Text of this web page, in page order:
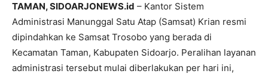
TAMAN, SIDOARJONEWS.id – Kantor Sistem
Administrasi Manunggal Satu Atap (Samsat) Krian resmi
dipindahkan ke Samsat Trosobo yang berada di
Kecamatan Taman, Kabupaten Sidoarjo. Peralihan layanan
administrasi tersebut mulai diberlakukan per hari ini,